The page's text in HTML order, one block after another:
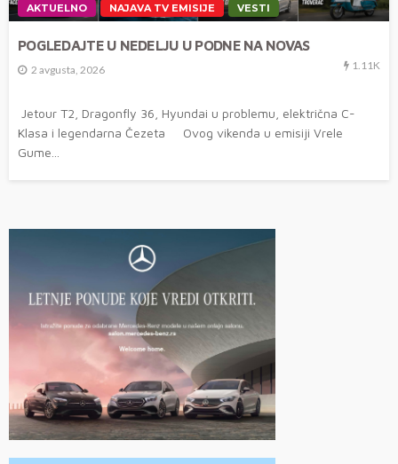
AKTUELNO NAJAVA TV EMISIJE VESTI
POGLEDAJTE U NEDELJU U PODNE NA NOVAS
2 avgusta, 2026 1.11K
Jetour T2, Dragonfly 36, Hyundai u problemu, električna C-
Klasa i legendarna Čezeta Ovog vikenda u emisiji Vrele
Gume...